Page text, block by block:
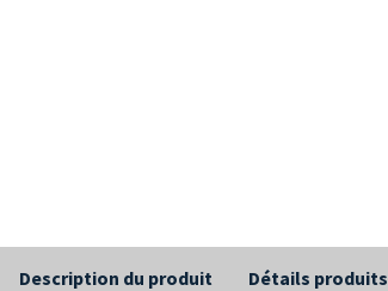
Description du produit Détails produits